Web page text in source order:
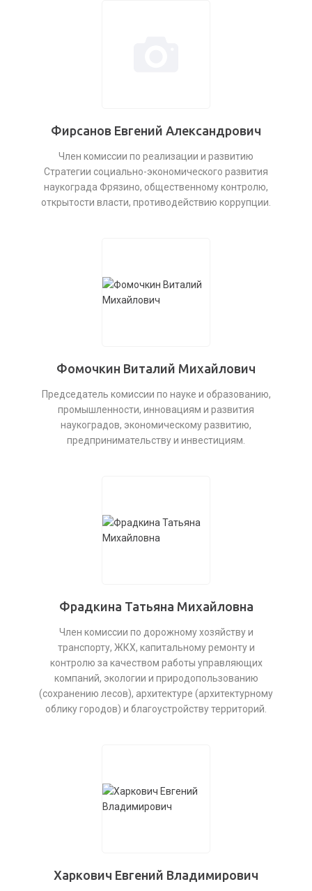
Фирсанов Евгений Александрович
Член комиссии по реализации и развитию
Стратегии социально-экономического развития
наукограда Фрязино, общественному контролю,
открытости власти, противодействию коррупции.
Фомочкин Виталий Михайлович
Председатель комиссии по науке и образованию,
промышленности, инновациям и развития
наукоградов, экономическому развитию,
предпринимательству и инвестициям.
Фрадкина Татьяна Михайловна
Член комиссии по дорожному хозяйству и
транспорту, ЖКХ, капитальному ремонту и
контролю за качеством работы управляющих
компаний, экологии и природопользованию
(сохранению лесов), архитектуре (архитектурному
облику городов) и благоустройству территорий.
Харкович Евгений Владимирович